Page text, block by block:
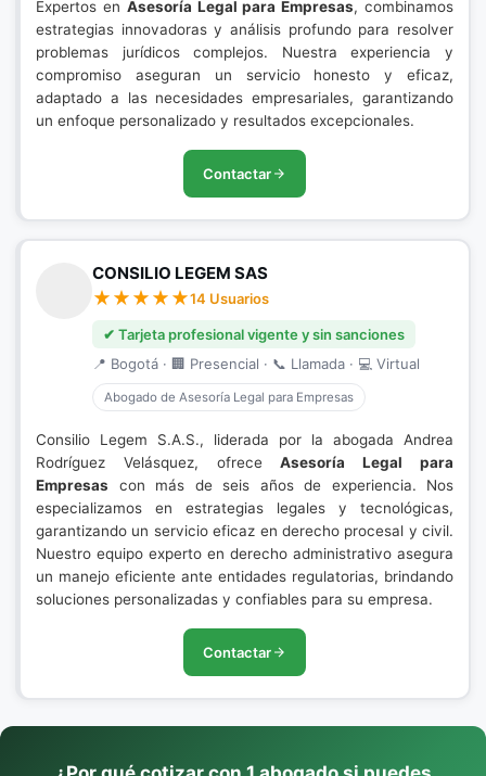
Expertos en Asesoría Legal para Empresas, combinamos
estrategias innovadoras y análisis profundo para resolver
problemas jurídicos complejos. Nuestra experiencia y
compromiso aseguran un servicio honesto y eficaz,
adaptado a las necesidades empresariales, garantizando
un enfoque personalizado y resultados excepcionales.
Contactar
CONSILIO LEGEM SAS
14 Usuarios
✔ Tarjeta profesional vigente y sin sanciones
📍 Bogotá · 🏢 Presencial · 📞 Llamada · 💻 Virtual
Abogado de Asesoría Legal para Empresas
Consilio Legem S.A.S., liderada por la abogada Andrea
Rodríguez Velásquez, ofreceAsesoría Legal para
Empresas con más de seis años de experiencia. Nos
especializamos en estrategias legales y tecnológicas,
garantizando un servicio eficaz en derecho procesal y civil.
Nuestro equipo experto en derecho administrativo asegura
un manejo eficiente ante entidades regulatorias, brindando
soluciones personalizadas y confiables para su empresa.
Contactar